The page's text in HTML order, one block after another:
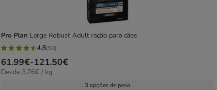
Pro Plan Large Robust Adult ração para cães
4.8
estrelas
com
4.8(59)
Preço
de
61.99€-121.50€
3.76€
Desde 3.76€ / kg
3 opções de peso